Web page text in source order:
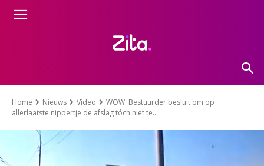
Home Nieuws Video
WOW: Bestuurder besluit om op
allerlaatste nippertje de afslag tóch niet te...